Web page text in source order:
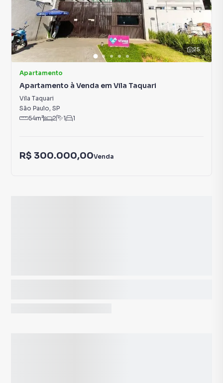
25
Apartamento
Apartamento à Venda em Vila Taquari
Vila Taquari
São Paulo, SP
54m² 2 1 1
R$ 300.000,00Venda